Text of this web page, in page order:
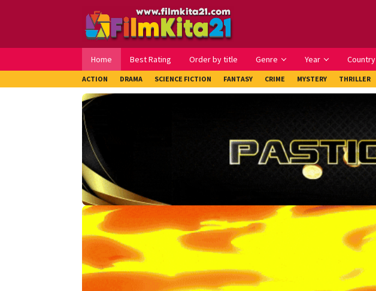
Home Best Rating Order by title Genre Year Country
ACTION DRAMA SCIENCE FICTION FANTASY CRIME MYSTERY THRILLER